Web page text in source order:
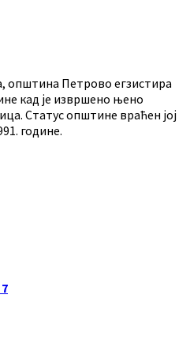
општина Петрово егзистира
кад је извршено њено
Статус општине враћен јој
године.